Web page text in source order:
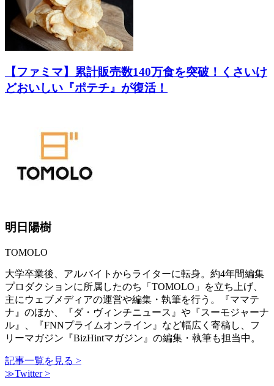
【ファミマ】累計販売数140万食を突破！くさいけ
どおいしい『ポテチ』が復活！
明日陽樹
TOMOLO
大学卒業後、アルバイトからライターに転身。約4年間編集
プロダクションに所属したのち「TOMOLO」を立ち上げ、
主にウェブメディアの運営や編集・執筆を行う。『ママテ
ナ』のほか、『ダ・ヴィンチニュース』や『スーモジャーナ
ル』、『FNNプライムオンライン』など幅広く寄稿し、フ
リーマガジン『BizHintマガジン』の編集・執筆も担当中。
記事一覧を見る >
≫Twitter >